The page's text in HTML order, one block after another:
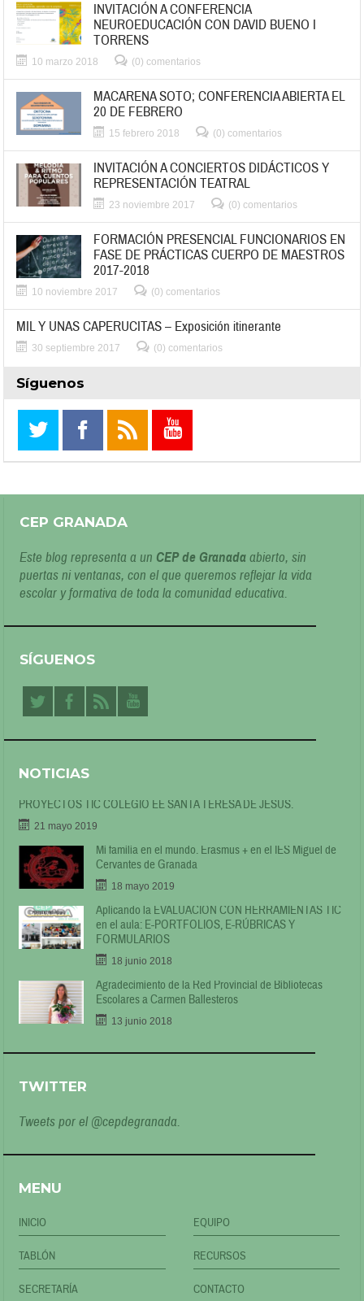
INVITACIÓN A CONFERENCIA
NEUROEDUCACIÓN CON DAVID BUENO I
TORRENS
10 marzo 2018 (0) comentarios
MACARENA SOTO; CONFERENCIA ABIERTA EL
20 DE FEBRERO
15 febrero 2018 (0) comentarios
INVITACIÓN A CONCIERTOS DIDÁCTICOS Y
REPRESENTACIÓN TEATRAL
23 noviembre 2017 (0) comentarios
FORMACIÓN PRESENCIAL FUNCIONARIOS EN
FASE DE PRÁCTICAS CUERPO DE MAESTROS
2017-2018
10 noviembre 2017 (0) comentarios
MIL Y UNAS CAPERUCITAS – Exposición itinerante
30 septiembre 2017 (0) comentarios
Síguenos
CEP GRANADA
Este blog representa a un CEP de Granadaabierto, sin
puertas ni ventanas, con el que queremos reflejar la vida
escolar y formativa de toda la comunidad educativa.
SÍGUENOS
NOTICIAS
PROYECTOS TIC COLEGIO EE SANTA TERESA DE JESÚS.
21 mayo 2019
Mi familia en el mundo. Erasmus + en el IES Miguel de
Cervantes de Granada
18 mayo 2019
Aplicando la EVALUACIÓN CON HERRAMIENTAS TIC
en el aula: E-PORTFOLIOS, E-RÚBRICAS Y
FORMULARIOS
18 junio 2018
Agradecimiento de la Red Provincial de Bibliotecas
Escolares a Carmen Ballesteros
13 junio 2018
TWITTER
Tweets por el @cepdegranada.
MENU
INICIO EQUIPO
TABLÓN RECURSOS
SECRETARÍA CONTACTO